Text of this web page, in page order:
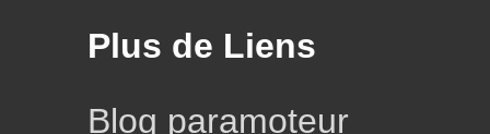
Plus de Liens
Blog paramoteur